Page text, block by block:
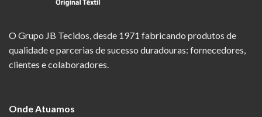
O Grupo JB Tecidos, desde 1971 fabricando produtos de
qualidade e parcerias de sucesso duradouras: fornecedores,
clientes e colaboradores.
Onde Atuamos